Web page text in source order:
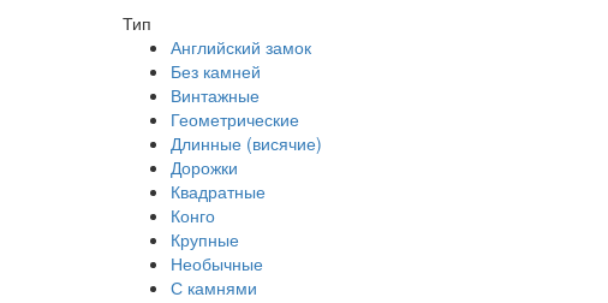
Тип
Английский замок
Без камней
Винтажные
Геометрические
Длинные (висячие)
Дорожки
Квадратные
Конго
Крупные
Необычные
С камнями